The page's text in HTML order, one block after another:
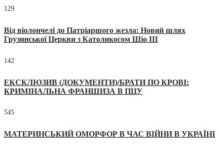
129
Від віолончелі до Патріаршого жезла: Новий шлях
Грузинської Церкви з Католикосом Шіо III
142
ЕКСКЛЮЗИВ (ДОКУМЕНТИ)/БРАТИ ПО КРОВІ:
КРИМІНАЛЬНА ФРАНШИЗА В ПЦУ
545
МАТЕРИНСЬКИЙ ОМОРФОР В ЧАС ВІЙНИ В УКРАЇНІ